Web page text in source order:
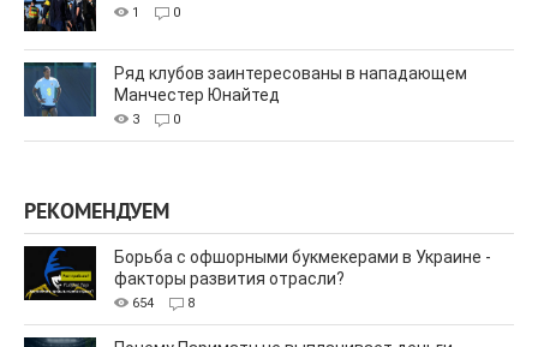
1 0
Ряд клубов заинтересованы в нападающем
Манчестер Юнайтед
3 0
РЕКОМЕНДУЕМ
Борьба с офшорными букмекерами в Украине -
факторы развития отрасли?
654 8